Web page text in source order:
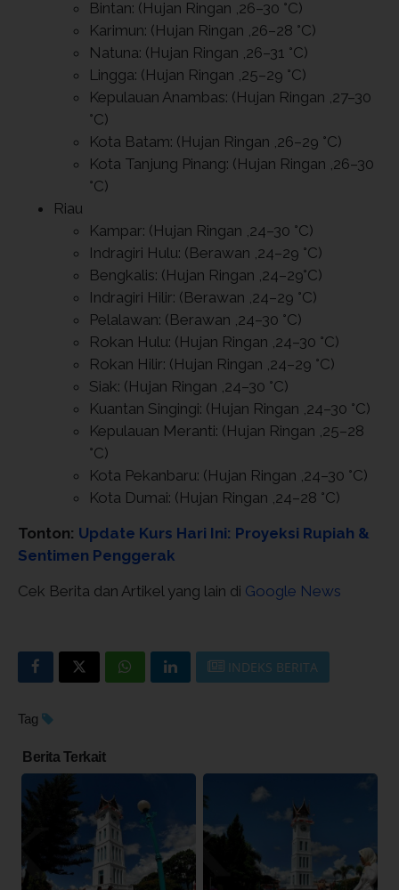
Bintan: (Hujan Ringan ,26–30 °C)
Karimun: (Hujan Ringan ,26–28 °C)
Natuna: (Hujan Ringan ,26–31 °C)
Lingga: (Hujan Ringan ,25–29 °C)
Kepulauan Anambas: (Hujan Ringan ,27–30
°C)
Kota Batam: (Hujan Ringan ,26–29 °C)
Kota Tanjung Pinang: (Hujan Ringan ,26–30
°C)
Riau
Kampar: (Hujan Ringan ,24–30 °C)
Indragiri Hulu: (Berawan ,24–29 °C)
Bengkalis: (Hujan Ringan ,24–29°C)
Indragiri Hilir: (Berawan ,24–29 °C)
Pelalawan: (Berawan ,24–30 °C)
Rokan Hulu: (Hujan Ringan ,24–30 °C)
Rokan Hilir: (Hujan Ringan ,24–29 °C)
Siak: (Hujan Ringan ,24–30 °C)
Kuantan Singingi: (Hujan Ringan ,24–30 °C)
Kepulauan Meranti: (Hujan Ringan ,25–28
°C)
Kota Pekanbaru: (Hujan Ringan ,24–30 °C)
Kota Dumai: (Hujan Ringan ,24–28 °C)
Tonton: Update Kurs Hari Ini: Proyeksi Rupiah &
Sentimen Penggerak
Cek Berita dan Artikel yang lain di Google News
INDEKS BERITA
Tag
Berita Terkait